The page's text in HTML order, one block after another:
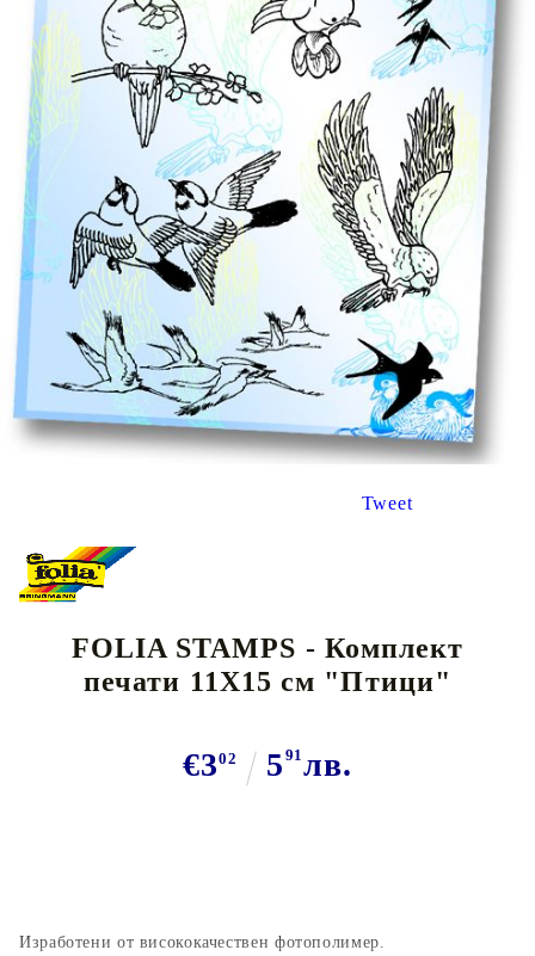
Tweet
FOLIA STAMPS - Комплект
печати 11Х15 см "Птици"
€302 5 91 лв.
Изработени от висококачествен фотополимер.